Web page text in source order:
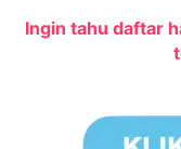
Ingin tahu daftar